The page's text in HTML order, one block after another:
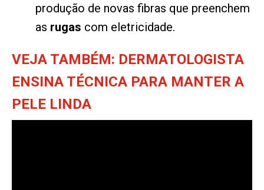
produção de novas fibras que preenchem
as rugas com eletricidade.
VEJA TAMBÉM: DERMATOLOGISTA
ENSINA TÉCNICA PARA MANTER A
PELE LINDA